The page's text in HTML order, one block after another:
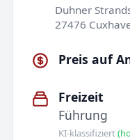
Duhner
27476
Preis auf
Freizeit
Führung
KI-klassifiziert